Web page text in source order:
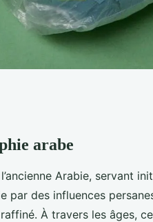
arabe
Arabie, servant
par des influences
À travers les âges,